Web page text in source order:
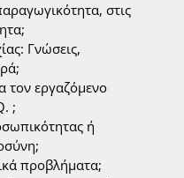
στις
Γνώσεις,
τον εργαζόμενο
;
ή
προβλήματα;